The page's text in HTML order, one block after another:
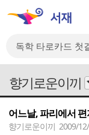
향기로운이끼
어느날, 파리에서
향기로운이끼 2009/